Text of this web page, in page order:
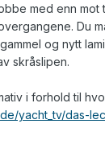
med enn mot
Du
og nytt
skråslipen.
i forhold til
yacht_tv/das-